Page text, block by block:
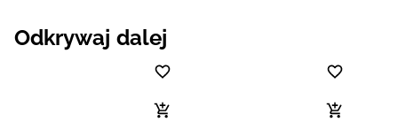
Odkrywaj dalej